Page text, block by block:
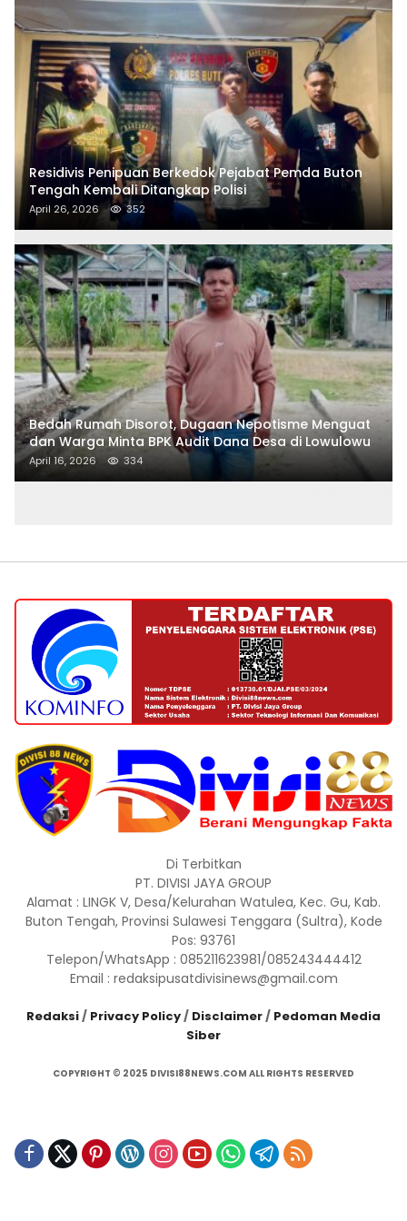
Residivis Penipuan Berkedok Pejabat Pemda Buton
Tengah Kembali Ditangkap Polisi
April 26, 2026 352
Bedah Rumah Disorot, Dugaan Nepotisme Menguat
dan Warga Minta BPK Audit Dana Desa di Lowulowu
April 16, 2026 334
Di Terbitkan
PT. DIVISI JAYA GROUP
Alamat : LINGK V, Desa/Kelurahan Watulea, Kec. Gu, Kab.
Buton Tengah, Provinsi Sulawesi Tenggara (Sultra), Kode
Pos: 93761
Telepon/WhatsApp : 085211623981/085243444412
Email : redaksipusatdivisinews@gmail.com
Redaksi/ Privacy Policy/ Disclaimer/ Pedoman Media
Siber
COPYRIGHT © 2025 DIVISI88NEWS.COM ALL RIGHTS RESERVED